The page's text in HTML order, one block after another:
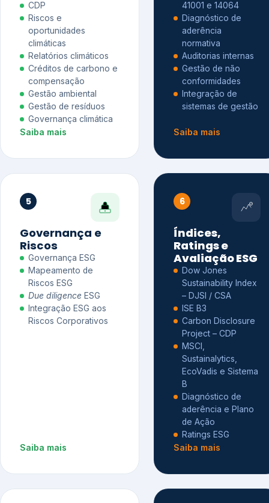
CDP
Riscos e
oportunidades
climáticas
Relatórios climáticos
Créditos de carbono e
compensação
Gestão ambiental
Gestão de resíduos
Governança climática
Saiba mais
41001 e 14064
Diagnóstico de
aderência
normativa
Auditorias internas
Gestão de não
conformidades
Integração de
sistemas de gestão
Saiba mais
5
Governança e
Riscos
Governança ESG
Mapeamento de
Riscos ESG
Due diligence ESG
Integração ESG aos
Riscos Corporativos
Saiba mais
6
Índices,
Ratings e
Avaliação ESG
Dow Jones
Sustainability Index
– DJSI / CSA
ISE B3
Carbon Disclosure
Project – CDP
MSCI,
Sustainalytics,
EcoVadis e Sistema
B
Diagnóstico de
aderência e Plano
de Ação
Ratings ESG
Saiba mais